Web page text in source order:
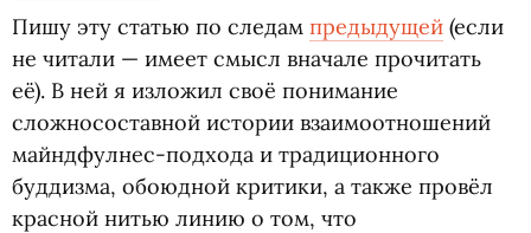
Пишу эту статью по следам предыдущей (если
не читали — имеет смысл вначале прочитать
её). В ней я изложил своё понимание
сложносоставной истории взаимоотношений
майндфулнес-подхода и традиционного
буддизма, обоюдной критики, а также провёл
красной нитью линию о том, что